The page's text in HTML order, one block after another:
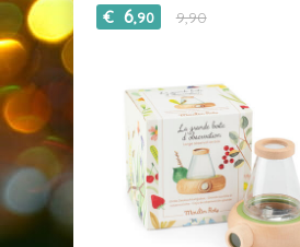
€ 6,90 9,90